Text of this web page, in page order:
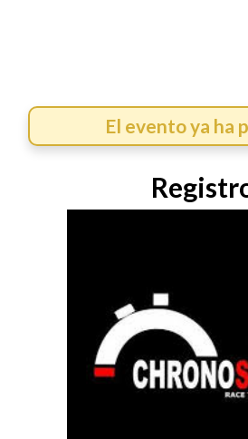
El evento ya ha